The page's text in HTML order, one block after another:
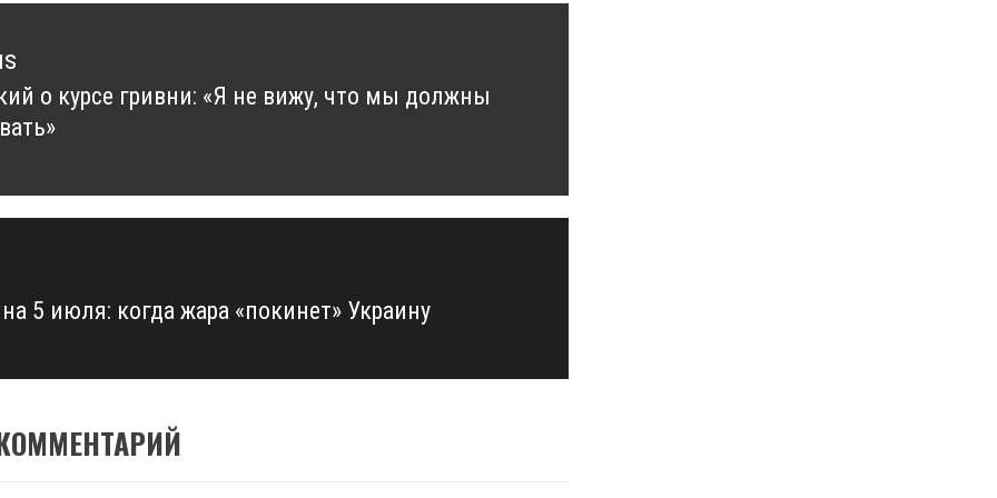
о курсе гривни: «Я не вижу, что мы должны
5 июля: когда жара «покинет» Украину